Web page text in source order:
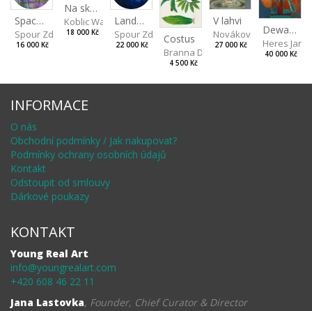
Spaces III
Spour Zdeněk
16 000 Kč
Na skalách
Koblic Walterová Martina
18 000 Kč
Landscape II
Spour Zdeněk
22 000 Kč Costus
Branna Dorota
4 500 Kč
V lahvi
Nováková Blanka
27 000 Kč
Dewa pagan
Heres Jan
40 000 Kč
INFORMACE
O nás
Obchodní podmínky / Jak nakupovat?
Podmínky ochrany osobních údajů
Kontakt
Odstoupit od smlouvy
Dárkové poukazy
KONTAKT
Young Real Art
info@youngrealart.com
+420 608 46 22 11
Jana Lastovka, Founder, Chief Curator & Director